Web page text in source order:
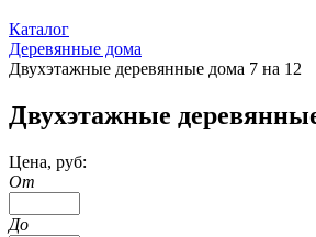
Каталог
Деревянные дома
Двухэтажные деревянные дома 7 на 12
Двухэтажные
Цена, руб:
От
До